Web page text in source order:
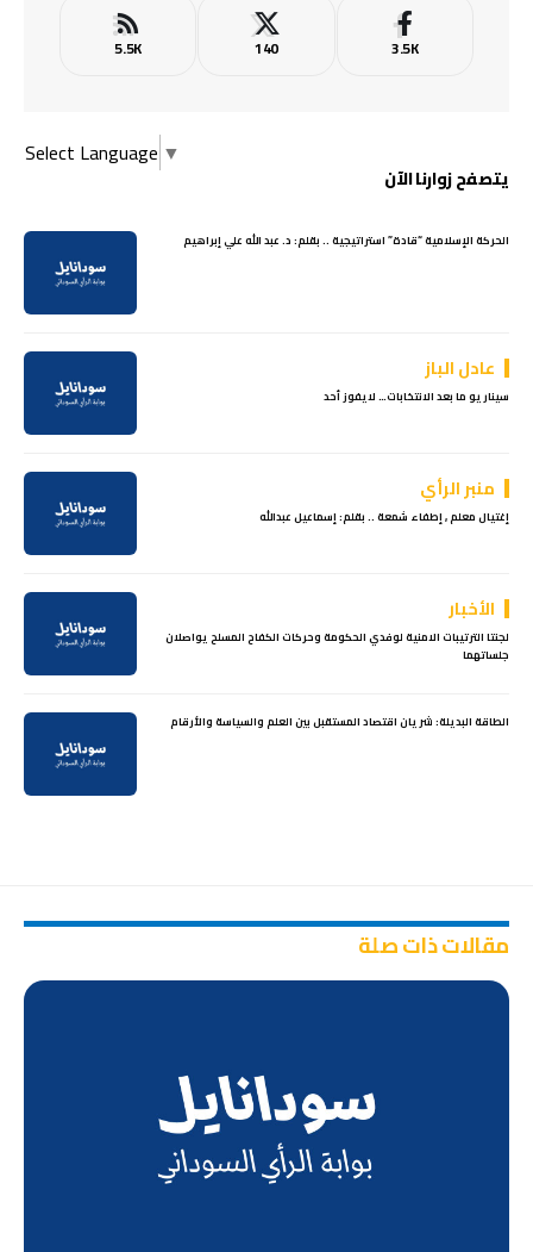
3.5K
140
5.5K
Select Language ▼
يتصفح زوارنا الآن
الحركة الإسلامية “قادة” استراتيجية .. بقلم: د. عبد الله علي إبراهيم
عادل الباز
سيناريو ما بعد الانتخابات… لايفوز أحد
منبر الرأي
إغتيال معلم , إطفاء شمعة .. بقلم: إسماعيل عبدالله
الأخبار
لجنتا الترتيبات الامنية لوفدي الحكومة وحركات الكفاح المسلح يواصلان
جلساتهما
الطاقة البديلة: شريان اقتصاد المستقبل بين العلم والسياسة والأرقام
مقالات ذات صلة